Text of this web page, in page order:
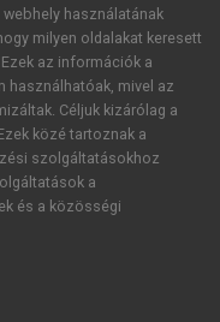
használatának
milyen oldalakat keresett
az információk a
használhatóak, mivel az
Céljuk kizárólag a
közé tartoznak a
szolgáltatásokhoz
a
és a közösségi